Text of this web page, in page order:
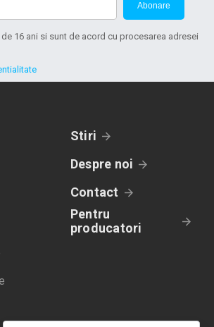
Abonare
16 ani si sunt de acord cu procesarea adresei
Stiri
Despre noi
Contact
Pentru
producatori